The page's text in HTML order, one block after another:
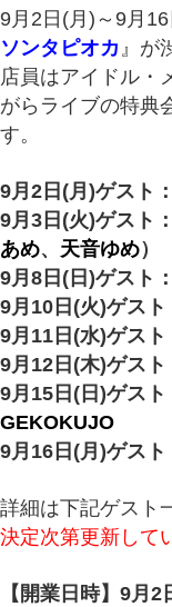
9月2日(月)～9月
ソンタピオカ 』が
店員はアイドル・
がらライブの特典
す。
9月2日(月)ゲスト：
9月3日(火)ゲスト：
あめ、 天音ゆめ）
9月8日(日)ゲスト
9月10日(火)ゲスト
9月11日(水)ゲス
9月12日(木)ゲスト
9月15日(日)ゲスト
GEKOKUJO
9月16日(月)ゲスト
詳細は下記ゲスト
決定次第更新して
【開業日時】9月